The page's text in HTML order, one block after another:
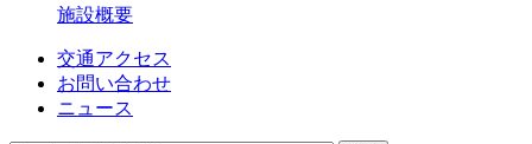
施設概要
交通アクセス
お問い合わせ
ニュース